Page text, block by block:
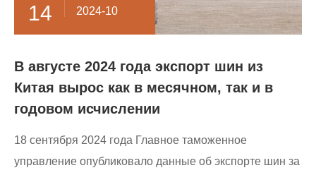
14 2024-10
В августе 2024 года экспорт шин из
Китая вырос как в месячном, так и в
годовом исчислении
18 сентября 2024 года Главное таможенное
управление опубликовало данные об экспорте шин за